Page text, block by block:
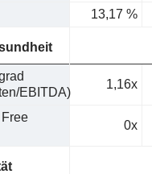
13,17 %
EBITDA)
1,16x
0x